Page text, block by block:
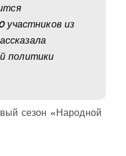
участников из
политики
сезон «Народной